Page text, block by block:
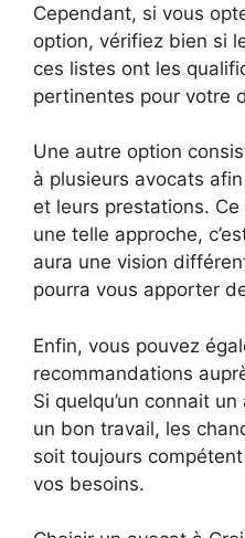
Cependant, si vous
option, vérifiez bien si
ces listes ont les
pertinentes pour votre
Une autre option
à plusieurs avocats
et leurs prestations.
une telle approche,
aura une vision
pourra vous apporter
Enfin, vous pouvez
recommandations
Si quelqu’un connait
un bon travail, les
soit toujours
vos besoins.